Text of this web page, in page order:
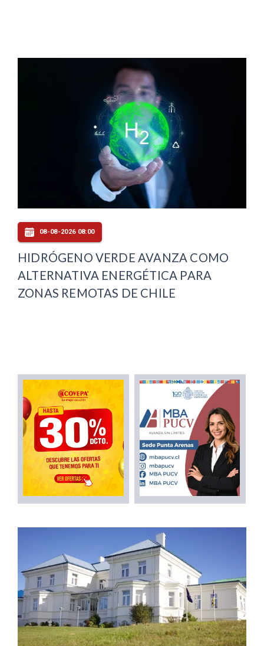
08-08-2026 08:00
HIDRÓGENO VERDE AVANZA COMO
ALTERNATIVA ENERGÉTICA PARA
ZONAS REMOTAS DE CHILE